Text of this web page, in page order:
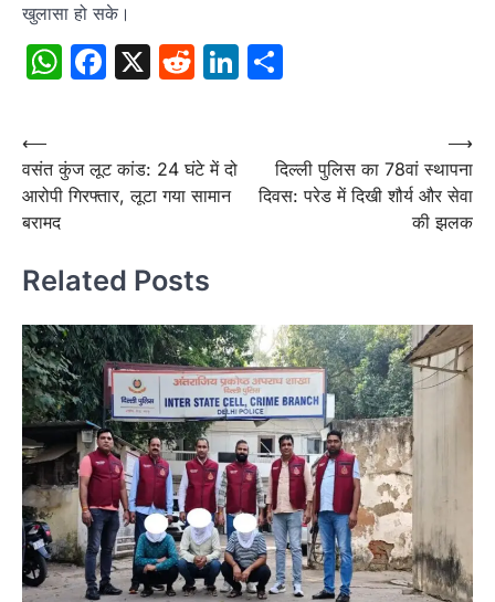
खुलासा हो सके।
WhatsApp
Facebook
X RedditLinkedIn
Post
navigation
⟵
वसंत कुंज लूट कांड: 24 घंटे में दो
आरोपी गिरफ्तार, लूटा गया सामान
बरामद
दिल्ली पुलिस का 78वां स्थापना
दिवस: परेड में दिखी शौर्य और सेवा
की झलक
⟶
Related Posts